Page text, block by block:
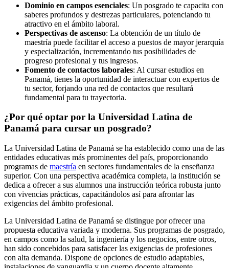
Dominio en campos esenciales: Un posgrado te capacita con
saberes profundos y destrezas particulares, potenciando tu
atractivo en el ámbito laboral.
Perspectivas de ascenso: La obtención de un título de
maestría puede facilitar el acceso a puestos de mayor jerarquía
y especialización, incrementando tus posibilidades de
progreso profesional y tus ingresos.
Fomento de contactos laborales: Al cursar estudios en
Panamá, tienes la oportunidad de interactuar con expertos de
tu sector, forjando una red de contactos que resultará
fundamental para tu trayectoria.
¿Por qué optar por la Universidad Latina de
Panamá para cursar un posgrado?
La Universidad Latina de Panamá se ha establecido como una de las
entidades educativas más prominentes del país, proporcionando
programas de maestría en sectores fundamentales de la enseñanza
superior. Con una perspectiva académica completa, la institución se
dedica a ofrecer a sus alumnos una instrucción teórica robusta junto
con vivencias prácticas, capacitándolos así para afrontar las
exigencias del ámbito profesional.
La Universidad Latina de Panamá se distingue por ofrecer una
propuesta educativa variada y moderna. Sus programas de posgrado,
en campos como la salud, la ingeniería y los negocios, entre otros,
han sido concebidos para satisfacer las exigencias de profesiones
con alta demanda. Dispone de opciones de estudio adaptables,